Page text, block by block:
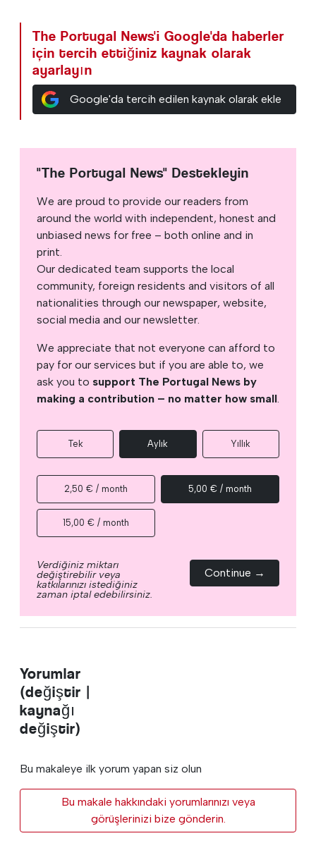
The Portugal News'i Google'da haberler
için tercih ettiğiniz kaynak olarak
ayarlayın
Google'da tercih edilen kaynak olarak ekle
"The Portugal News" Destekleyin
We are proud to provide our readers from
around the world with independent, honest and
unbiased news for free – both online and in
print.
Our dedicated team supports the local
community, foreign residents and visitors of all
nationalities through our newspaper, website,
social media and our newsletter.
We appreciate that not everyone can afford to
pay for our services but if you are able to, we
ask you to support The Portugal News by
making a contribution – no matter how small.
Tek Aylık Yıllık
2,50 € / month 5,00 € / month
15,00 € / month
Verdiğiniz miktarı
değiştirebilir veya
katkılarınızı istediğiniz
zaman iptal edebilirsiniz.
Continue →
Yorumlar
(değiştir |
kaynağı
değiştir)
Bu makaleye ilk yorum yapan siz olun
Bu makale hakkındaki yorumlarınızı veya
görüşlerinizi bize gönderin.